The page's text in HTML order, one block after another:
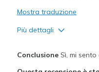
Mostra traduzione
Più dettagli
ConclusioneSì, mi sento